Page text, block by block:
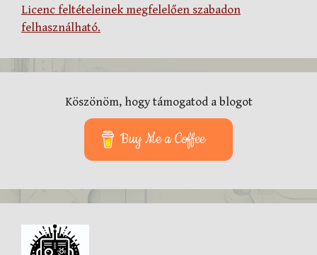
Licenc feltételeinek megfelelően szabadon
felhasználható.
Köszönöm, hogy támogatod a blogot
Buy Me a Coffee